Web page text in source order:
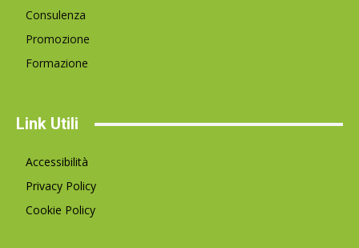
Consulenza
Promozione
Formazione
Link Utili
Accessibilità
Privacy Policy
Cookie Policy